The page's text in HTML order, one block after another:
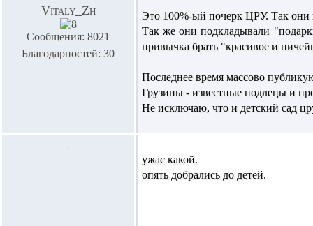
Vitaly_Zh
Сообщения: 8021
Благодарностей: 30
Это 100%-ый почерк ЦРУ. Так они
Так же они подкладывали
привычка брать "красивое и
Последнее время массово
Грузины - известные подлецы и
Не исключаю, что и детский сад
ужас какой.
опять добрались до детей.